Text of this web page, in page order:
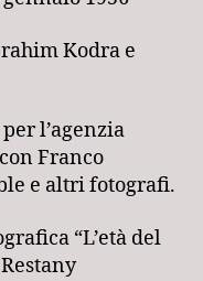
Kodra e
l’agenzia
Franco
e altri fotografi.
“L’età del